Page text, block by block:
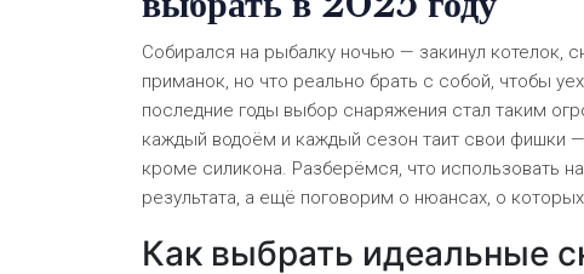
Собирался на рыбалку ночью — закинул котелок,
приманок, но что реально брать с собой, чтобы
последние годы выбор снаряжения стал таким
каждый водоём и каждый сезон таит свои фишки
кроме силикона. Разберёмся, что использовать
результата, а ещё поговорим о нюансах, о
Как выбрать идеальные